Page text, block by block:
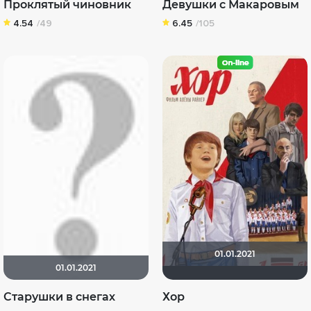
Проклятый чиновник
4.54 /49
Девушки с Макаровым
6.45 /105
01.01.2021
Старушки в снегах
01.01.2021
Хор